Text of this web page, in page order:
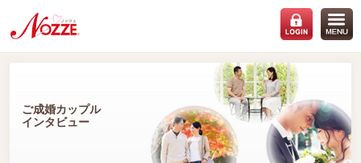
ご成婚カップル
インタビュー